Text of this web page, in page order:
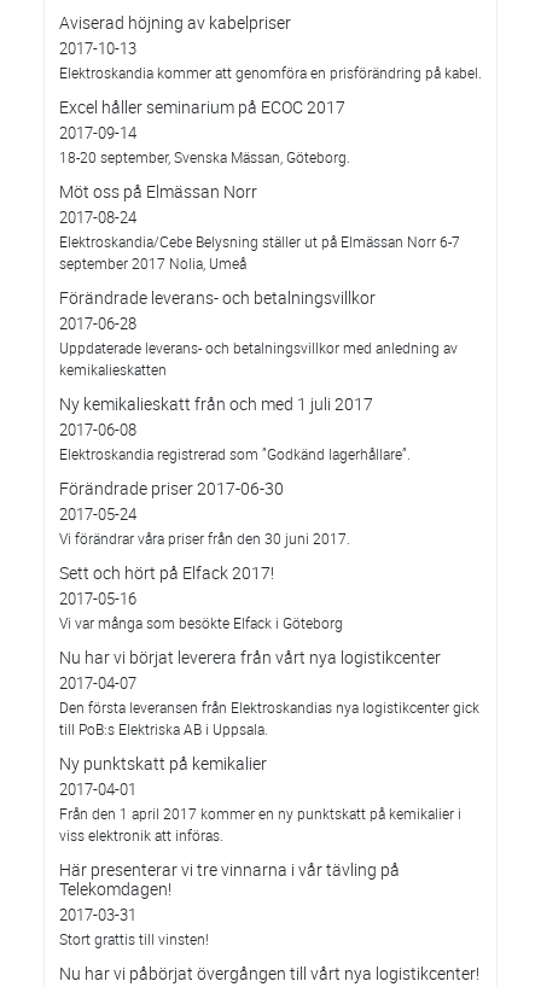
Aviserad höjning av kabelpriser
2017-10-13
Elektroskandia kommer att genomföra en prisförändring på kabel.
Excel håller seminarium på ECOC 2017
2017-09-14
18-20 september, Svenska Mässan, Göteborg.
Möt oss på Elmässan Norr
2017-08-24
Elektroskandia/Cebe Belysning ställer ut på Elmässan Norr 6-7
september 2017 Nolia, Umeå
Förändrade leverans- och betalningsvillkor
2017-06-28
Uppdaterade leverans- och betalningsvillkor med anledning av
kemikalieskatten
Ny kemikalieskatt från och med 1 juli 2017
2017-06-08
Elektroskandia registrerad som ”Godkänd lagerhållare”.
Förändrade priser 2017-06-30
2017-05-24
Vi förändrar våra priser från den 30 juni 2017.
Sett och hört på Elfack 2017!
2017-05-16
Vi var många som besökte Elfack i Göteborg
Nu har vi börjat leverera från vårt nya logistikcenter
2017-04-07
Den första leveransen från Elektroskandias nya logistikcenter gick
till PoB:s Elektriska AB i Uppsala.
Ny punktskatt på kemikalier
2017-04-01
Från den 1 april 2017 kommer en ny punktskatt på kemikalier i
viss elektronik att införas.
Här presenterar vi tre vinnarna i vår tävling på
Telekomdagen!
2017-03-31
Stort grattis till vinsten!
Nu har vi påbörjat övergången till vårt nya logistikcenter!